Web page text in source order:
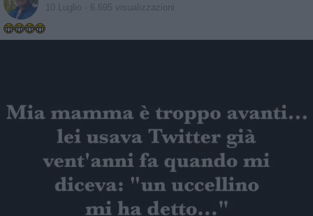
10 Luglio - 6.695 visualizzazioni